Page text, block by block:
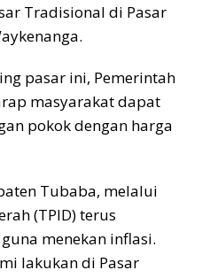
Tradisional di Pasar
pasar ini, Pemerintah
masyarakat dapat
pokok dengan harga
Tubaba, melalui
(TPID) terus
menekan inflasi.
lakukan di Pasar